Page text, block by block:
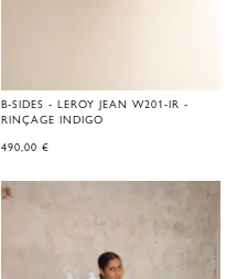
B-SIDES - LEROY JEAN W201-IR -
RINÇAGE INDIGO
490,00 €